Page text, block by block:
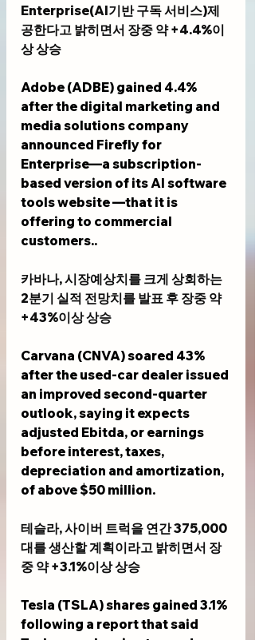
Enterprise(AI기반 구독 서비스)제
공한다고 밝히면서 장중 약 +4.4%이
상 상승
Adobe (ADBE) gained 4.4%
after the digital marketing and
media solutions company
announced Firefly for
Enterprise—a subscription-
based version of its AI software
tools website —that it is
offering to commercial
customers..
카바나, 시장예상치를 크게 상회하는
2분기 실적 전망치를 발표 후 장중 약
+43%이상 상승
Carvana (CNVA) soared 43%
after the used-car dealer issued
an improved second-quarter
outlook, saying it expects
adjusted Ebitda, or earnings
before interest, taxes,
depreciation and amortization,
of above $50 million.
테슬라, 사이버 트럭을 연간 375,000
대를 생산할 계획이라고 밝히면서 장
중 약 +3.1%이상 상승
Tesla (TSLA) shares gained 3.1%
following a report that said